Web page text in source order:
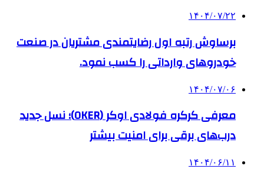
۱۴۰۴/۰۷/۲۲
برساوش رتبه اول رضایتمندی مشتریان در صنعت
خودروهای وارداتی را کسب نمود.
۱۴۰۴/۰۷/۰۶
معرفی کرکره فولادی اوکر (OKER)؛ نسل جدید
درب‌های برقی برای امنیت بیشتر
۱۴۰۴/۰۶/۱۱